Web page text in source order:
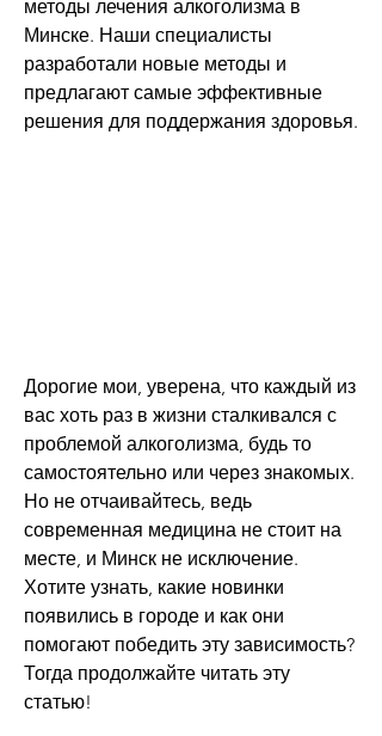
методы лечения алкоголизма в
Минске. Наши специалисты
разработали новые методы и
предлагают самые эффективные
решения для поддержания здоровья.
Дорогие мои, уверена, что каждый из
вас хоть раз в жизни сталкивался с
проблемой алкоголизма, будь то
самостоятельно или через знакомых.
Но не отчаивайтесь, ведь
современная медицина не стоит на
месте, и Минск не исключение.
Хотите узнать, какие новинки
появились в городе и как они
помогают победить эту зависимость?
Тогда продолжайте читать эту
статью!